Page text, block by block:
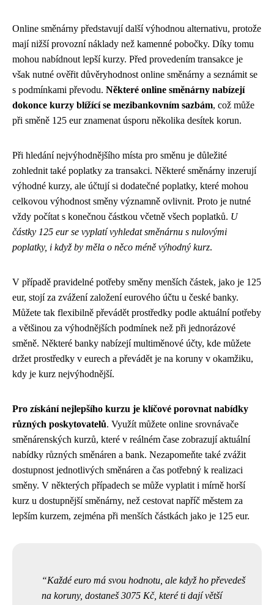
Online směnárny představují další výhodnou alternativu, protože
mají nižší provozní náklady než kamenné pobočky. Díky tomu
mohou nabídnout lepší kurzy. Před provedením transakce je
však nutné ověřit důvěryhodnost online směnárny a seznámit se
s podmínkami převodu. Některé online směnárny nabízejí
dokonce kurzy blížící se mezibankovním sazbám, což může
při směně 125 eur znamenat úsporu několika desítek korun.
Při hledání nejvýhodnějšího místa pro směnu je důležité
zohlednit také poplatky za transakci. Některé směnárny inzerují
výhodné kurzy, ale účtují si dodatečné poplatky, které mohou
celkovou výhodnost směny významně ovlivnit. Proto je nutné
vždy počítat s konečnou částkou včetně všech poplatků. U
částky 125 eur se vyplatí vyhledat směnárnu s nulovými
poplatky, i když by měla o něco méně výhodný kurz.
V případě pravidelné potřeby směny menších částek, jako je 125
eur, stojí za zvážení založení eurového účtu u české banky.
Můžete tak flexibilně převádět prostředky podle aktuální potřeby
a většinou za výhodnějších podmínek než při jednorázové
směně. Některé banky nabízejí multiměnové účty, kde můžete
držet prostředky v eurech a převádět je na koruny v okamžiku,
kdy je kurz nejvýhodnější.
Pro získání nejlepšího kurzu je klíčové porovnat nabídky
různých poskytovatelů. Využít můžete online srovnávače
směnárenských kurzů, které v reálném čase zobrazují aktuální
nabídky různých směnáren a bank. Nezapomeňte také zvážit
dostupnost jednotlivých směnáren a čas potřebný k realizaci
směny. V některých případech se může vyplatit i mírně horší
kurz u dostupnější směnárny, než cestovat napříč městem za
lepším kurzem, zejména při menších částkách jako je 125 eur.
Každé euro má svou hodnotu, ale když ho převedeš
na koruny, dostaneš 3075 Kč, které ti dají větší